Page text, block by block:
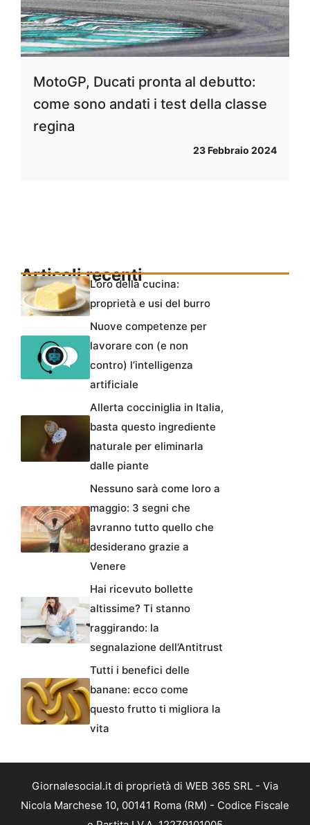
MotoGP, Ducati pronta al debutto:
come sono andati i test della classe
regina
23 Febbraio 2024
Articoli recenti
L’oro della cucina:
proprietà e usi del burro
Nuove competenze per
lavorare con (e non
contro) l’intelligenza
artificiale
Allerta cocciniglia in Italia,
basta questo ingrediente
naturale per eliminarla
dalle piante
Nessuno sarà come loro a
maggio: 3 segni che
avranno tutto quello che
desiderano grazie a
Venere
Hai ricevuto bollette
altissime? Ti stanno
raggirando: la
segnalazione dell’Antitrust
Tutti i benefici delle
banane: ecco come
questo frutto ti migliora la
vita
Giornalesocial.it di proprietà di WEB 365 SRL - Via
Nicola Marchese 10, 00141 Roma (RM) - Codice Fiscale